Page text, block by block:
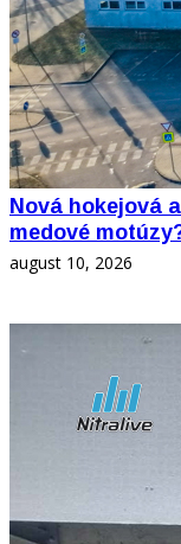
Nová hokejová
medové
august 10, 2026